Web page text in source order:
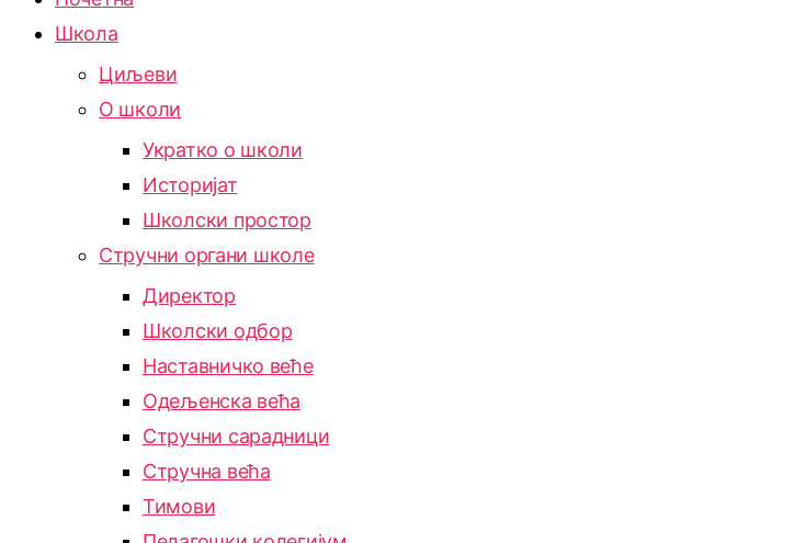
Школа
Циљеви
О школи
Укратко о школи
Историјат
Школски простор
Стручни органи школе
Директор
Школски одбор
Наставничко веће
Одељенска већа
Стручни сарадници
Стручна већа
Тимови